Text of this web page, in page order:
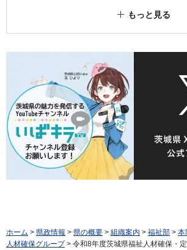
もっと見る
ホーム > 県政情報 > 県の概要 > 組織案内 > 福祉部 > 本
人材確保グループ> 令和8年度茨城県福祉人材確保・